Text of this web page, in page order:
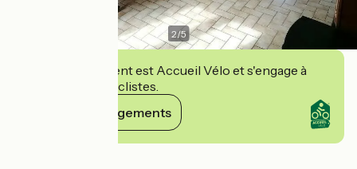
2/5
Cet établissement est Accueil Vélo et s'engage à
accueillir des cyclistes.
Voir ses engagements